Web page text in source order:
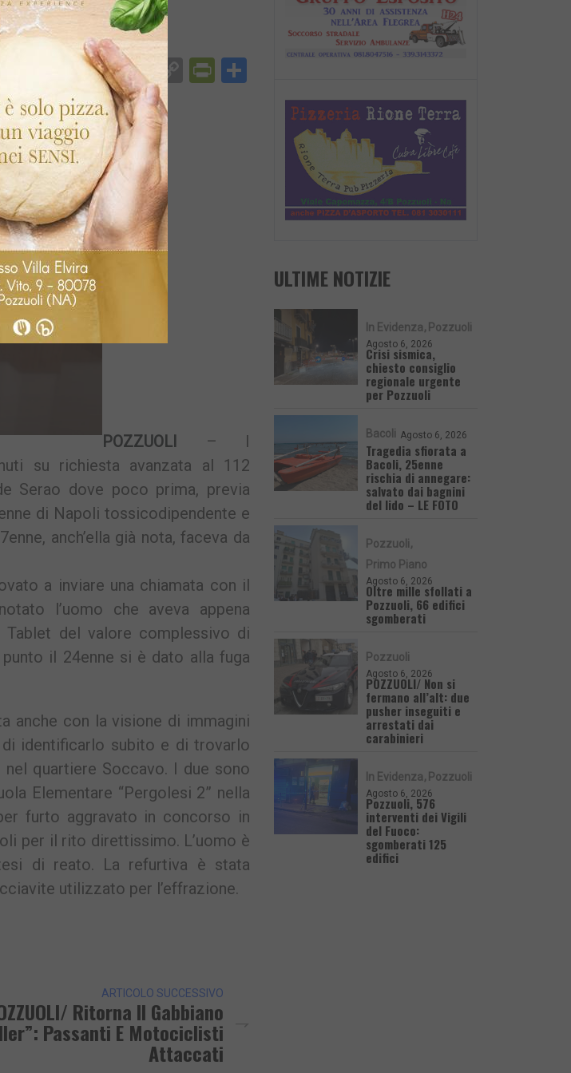
Facebook
Messenger
WhatsApp
Telegram
X EmailCopyPrintFriendly
POZZUOLI
– I
su richiesta avanzata al 112
Serao dove poco prima, previa
di Napoli tossicodipendente e
anch’ella già nota, faceva da
a inviare una chiamata con il
l’uomo che aveva appena
del valore complessivo di
il 24enne si è dato alla fuga
anche con la visione di immagini
identificarlo subito e di trovarlo
quartiere Soccavo. I due sono
Elementare “Pergolesi 2” nella
furto aggravato in concorso in
per il rito direttissimo. L’uomo è
di reato. La refurtiva è stata
utilizzato per l’effrazione.
ARTICOLO SUCCESSIVO
Ritorna Il Gabbiano
Passanti E Motociclisti
Attaccati
ULTIME NOTIZIE
In Evidenza Pozzuoli
Agosto 6, 2026
Crisi sismica,
chiesto consiglio
regionale urgente
per Pozzuoli
Bacoli Agosto 6, 2026
Tragedia sfiorata a
Bacoli, 25enne
rischia di annegare:
salvato dai bagnini
del lido – LE FOTO
Pozzuoli
Primo Piano
Agosto 6, 2026
Oltre mille sfollati a
Pozzuoli, 66 edifici
sgomberati
Pozzuoli
Agosto 6, 2026
POZZUOLI/ Non si
fermano all’alt: due
pusher inseguiti e
arrestati dai
carabinieri
In Evidenza Pozzuoli
Agosto 6, 2026
Pozzuoli, 576
interventi dei Vigili
del Fuoco:
sgomberati 125
edifici